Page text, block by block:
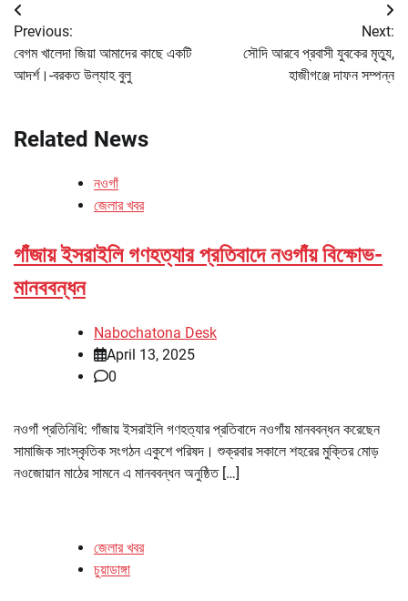
Post
navigation
Previous:
বেগম খালেদা জিয়া আমাদের কাছে একটি
আদর্শ।-বরকত উল্যাহ বুলু
Next:
সৌদি আরবে প্রবাসী যুবকের মৃত্যু,
হাজীগঞ্জে দাফন সম্পন্ন
Related News
নওগাঁ
জেলার খবর
গাঁজায় ইসরাইলি গণহত্যার প্রতিবাদে নওগাঁয় বিক্ষোভ-
মানববন্ধন
Nabochatona Desk
April 13, 2025
0
নওগাঁ প্রতিনিধি: গাঁজায় ইসরাইলি গণহত্যার প্রতিবাদে নওগাঁয় মানববন্ধন করেছেন
সামাজিক সাংস্কৃতিক সংগঠন একুশে পরিষদ। শুক্রবার সকালে শহরের মুক্তির মোড়
নওজোয়ান মাঠের সামনে এ মানববন্ধন অনুষ্ঠিত […]
জেলার খবর
চুয়াডাঙ্গা